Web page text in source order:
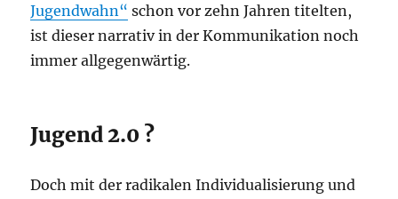
Jugendwahn“ schon vor zehn Jahren titelten,
ist dieser narrativ in der Kommunikation noch
immer allgegenwärtig.
Jugend 2.0 ?
Doch mit der radikalen Individualisierung und